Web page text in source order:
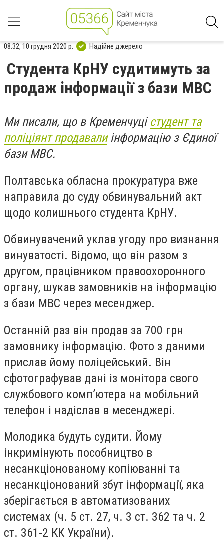
08:32, 10 грудня 2020 р. Надійне джерело
Студента КрНУ судитимуть за
продаж інформації з бази МВС
Ми писали, що в Кременчуці студент та
поліціянт продавалиінформацію з Єдиної
бази МВС.
Полтавська обласна прокуратура вже
направила до суду обвинувальний акт
щодо колишнього студента КрНУ.
Обвинувачений уклав угоду про визнання
винуватості. Відомо, що він разом з
другом, працівником правоохоронного
органу, шукав замовників на інформацію
з бази МВС через месенджер.
Останній раз він продав за 700 грн
замовнику інформацію. Фото з даними
прислав йому поліцейський. Він
сфотографував дані із монітора свого
службового комп’ютера на мобільний
телефон і надіслав в месенджері.
Молодика будуть судити. Йому
інкримінують пособництво в
несанкціонованому копіюванні та
несанкціонований збут інформації, яка
зберігається в автоматизованих
системах (ч. 5 ст. 27, ч. 3 ст. 362 та ч. 2
ст. 361-2 КК України).